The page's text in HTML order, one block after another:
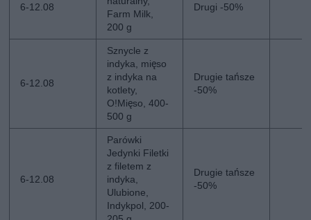
6-12.08
Farm Milk,
200 g
Drugi -50%
6-12.08
Sznycle z
indyka, mięso
z indyka na
kotlety,
O!Mięso, 400-
500 g
Drugie tańsze
-50%
6-12.08
Parówki
Jedynki Filetki
z filetem z
indyka,
Ulubione,
Indykpol, 200-
Drugie tańsze
-50%